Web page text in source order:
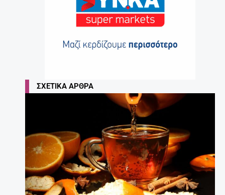
ΣΧΕΤΙΚΆ ΆΡΘΡΑ